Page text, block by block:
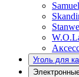
Уголь для